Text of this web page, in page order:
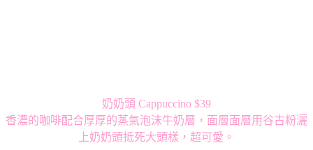
奶奶頭 Cappuccino $39
香濃的咖啡配合厚厚的蒸氣泡沫牛奶層，面層面層用谷古粉灑
上奶奶頭抵死大頭樣，超可愛。